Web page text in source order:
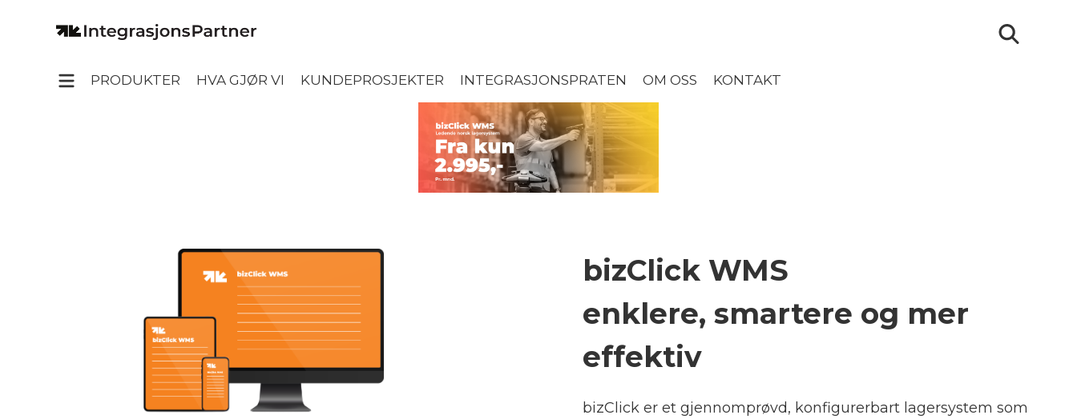
PRODUKTER HVA GJØR VI KUNDEPROSJEKTER INTEGRASJONSPRATEN OM OSS KONTAKT
bizClick WMS
enklere, smartere og mer
effektiv
bizClick er et gjennomprøvd, konfigurerbart lagersystem som